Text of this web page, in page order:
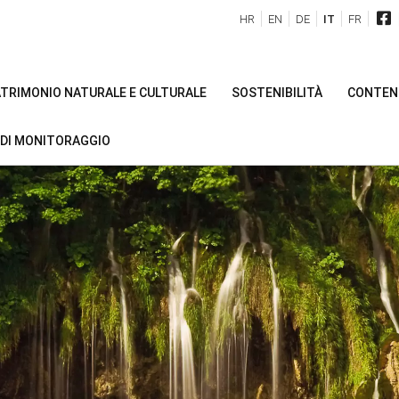
HR EN DE IT FR
NATURALE E CULTURALE SOSTENIBILITÀ
MONITORAGGIO